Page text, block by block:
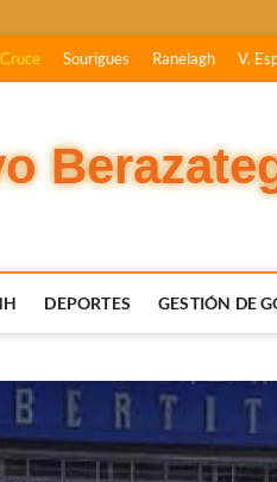
Sourigues Ranelagh V.
DEPORTES GESTIÓN DE